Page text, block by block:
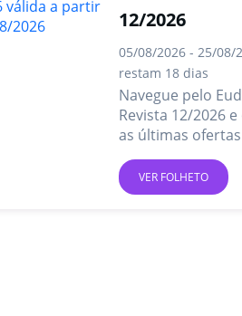
12/2026
05/08/2026 - 25/08/
restam 18 dias
Navegue pelo
Revista 12/2026
as últimas
promoções online.
VER FOLHETO